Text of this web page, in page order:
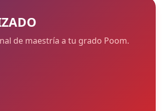
de maestría a tu grado Poom.